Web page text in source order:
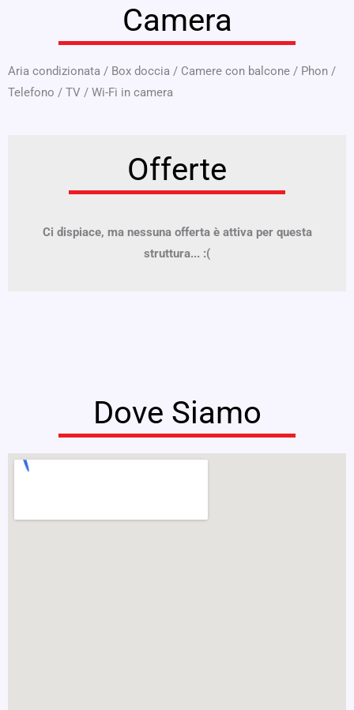
Camera
Aria condizionata / Box doccia / Camere con balcone / Phon /
Telefono / TV / Wi-Fi in camera
Offerte
Ci dispiace, ma nessuna offerta è attiva per questa
struttura... :(
Dove Siamo